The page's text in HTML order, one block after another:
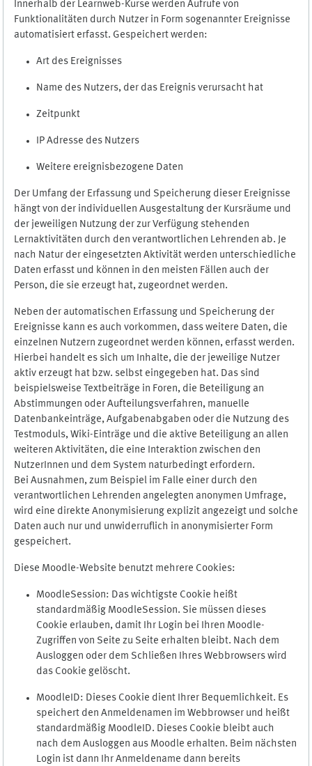
Innerhalb der Learnweb-Kurse werden Aufrufe von
Funktionalitäten durch Nutzer in Form sogenannter Ereignisse
automatisiert erfasst. Gespeichert werden:
Art des Ereignisses
Name des Nutzers, der das Ereignis verursacht hat
Zeitpunkt
IP Adresse des Nutzers
Weitere ereignisbezogene Daten
Der Umfang der Erfassung und Speicherung dieser Ereignisse
hängt von der individuellen Ausgestaltung der Kursräume und
der jeweiligen Nutzung der zur Verfügung stehenden
Lernaktivitäten durch den verantwortlichen Lehrenden ab. Je
nach Natur der eingesetzten Aktivität werden unterschiedliche
Daten erfasst und können in den meisten Fällen auch der
Person, die sie erzeugt hat, zugeordnet werden.
Neben der automatischen Erfassung und Speicherung der
Ereignisse kann es auch vorkommen, dass weitere Daten, die
einzelnen Nutzern zugeordnet werden können, erfasst werden.
Hierbei handelt es sich um Inhalte, die der jeweilige Nutzer
aktiv erzeugt hat bzw. selbst eingegeben hat. Das sind
beispielsweise Textbeiträge in Foren, die Beteiligung an
Abstimmungen oder Aufteilungsverfahren, manuelle
Datenbankeinträge, Aufgabenabgaben oder die Nutzung des
Testmoduls, Wiki-Einträge und die aktive Beteiligung an allen
weiteren Aktivitäten, die eine Interaktion zwischen den
NutzerInnen und dem System naturbedingt erfordern.
Bei Ausnahmen, zum Beispiel im Falle einer durch den
verantwortlichen Lehrenden angelegten anonymen Umfrage,
wird eine direkte Anonymisierung explizit angezeigt und solche
Daten auch nur und unwiderruflich in anonymisierter Form
gespeichert.
Diese Moodle-Website benutzt mehrere Cookies:
MoodleSession: Das wichtigste Cookie heißt
standardmäßig MoodleSession. Sie müssen dieses
Cookie erlauben, damit Ihr Login bei Ihren Moodle-
Zugriffen von Seite zu Seite erhalten bleibt. Nach dem
Ausloggen oder dem Schließen Ihres Webbrowsers wird
das Cookie gelöscht.
MoodleID: Dieses Cookie dient Ihrer Bequemlichkeit. Es
speichert den Anmeldenamen im Webbrowser und heißt
standardmäßig MoodleID. Dieses Cookie bleibt auch
nach dem Ausloggen aus Moodle erhalten. Beim nächsten
Login ist dann Ihr Anmeldename dann bereits